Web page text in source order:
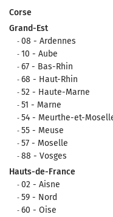
Corse
Grand-Est
08 - Ardennes
10 - Aube
67 - Bas-Rhin
68 - Haut-Rhin
52 - Haute-Marne
51 - Marne
54 - Meurthe-et-
55 - Meuse
57 - Moselle
88 - Vosges
Hauts-de-France
02 - Aisne
59 - Nord
60 - Oise